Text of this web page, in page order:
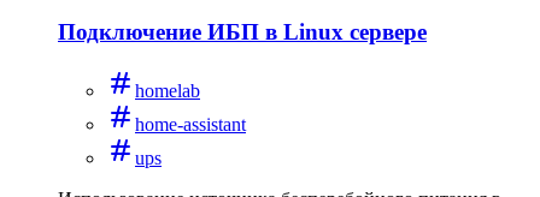
Подключение ИБП в Linux сервере
homelab
home-assistant
ups